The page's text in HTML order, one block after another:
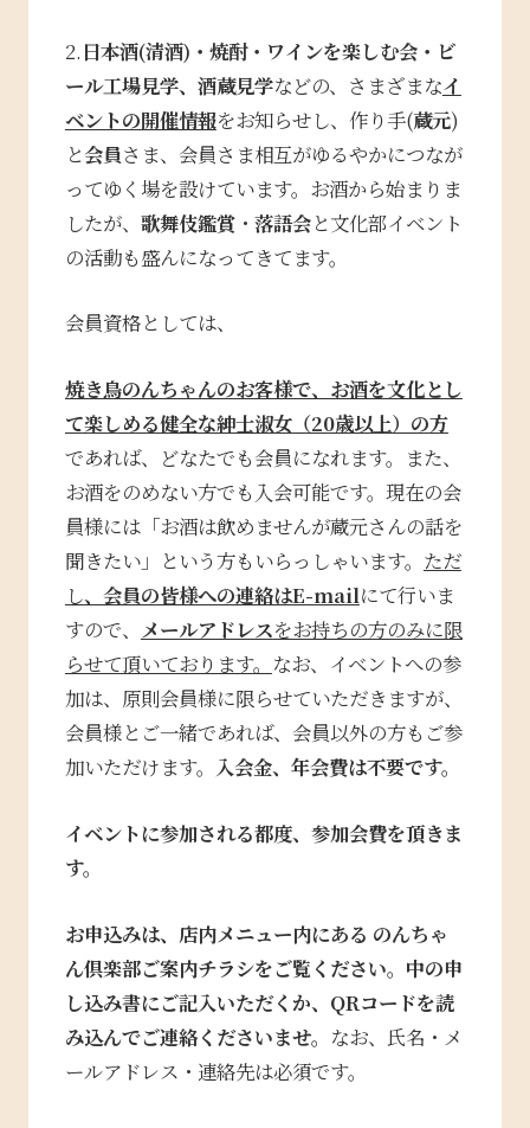
2. 日本酒(清酒)・焼酎・ワインを楽しむ会・ビ
ール工場見学、酒蔵見学などの、さまざまなイ
ベントの開催情報をお知らせし、作り手(蔵元)
と会員さま、会員さま相互がゆるやかにつなが
ってゆく場を設けています。お酒から始まりま
したが、 歌舞伎鑑賞・ 落語会と文化部イベント
の活動も盛んになってきてます。
会員資格としては、
焼き鳥のんちゃんのお客様で、お酒を文化とし
て楽しめる健全な紳士淑女（20歳以上）の方
であれば、どなたでも会員になれます。また、
お酒をのめない方でも入会可能です。現在の会
員様には「お酒は飲めませんが蔵元さんの話を
聞きたい」という方もいらっしゃいます。 ただ
し、会員の皆様への連絡はE-mailにて行いま
すので、 メールアドレスをお持ちの方のみに限
らせて頂いております。 なお、イベントへの参
加は、原則会員様に限らせていただきますが、
会員様とご一緒であれば、会員以外の方もご参
加いただけます。 入会金、年会費は不要です。
イベントに参加される都度、参加会費を頂きま
す。
お申込みは、店内メニュー内にある のんちゃ
ん倶楽部ご案内チラシをご覧ください。中の申
し込み書にご記入いただくか、QRコードを読
み込んでご連絡くださいませ。 なお、氏名・メ
ールアドレス・連絡先は必須です。